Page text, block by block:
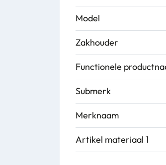
Model
Zakhouder
Functionele
Submerk
Merknaam
Artikel materiaal 1